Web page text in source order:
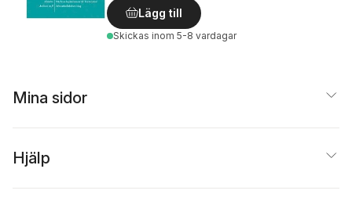
Lägg till
Skickas inom 5-8 vardagar
Mina sidor
Hjälp